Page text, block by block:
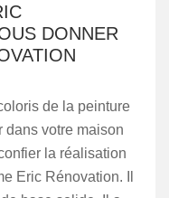
DONNER
de la peinture
dans votre maison
la réalisation
Eric Rénovation. Il